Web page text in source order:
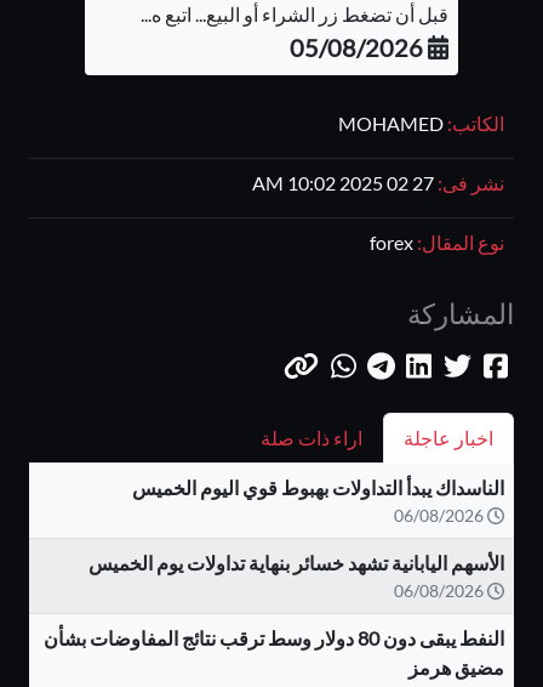
الكاتب:
نشر فى:
نوع المقال:
المشاركة
اخبار عاجلة اراء ذات صلة
الناسداك يبدأ التداولات بهبوط قوي اليوم الخميس
الأسهم اليابانية تشهد خسائر بنهاية تداولات يوم الخميس
النفط يبقى دون 80 دولار وسط ترقب نتائج المفاوضات بشأن
مضيق هرمز
قبل أن تضغط زر الشراء أو البيع... اتبع ه...
05/08/2026